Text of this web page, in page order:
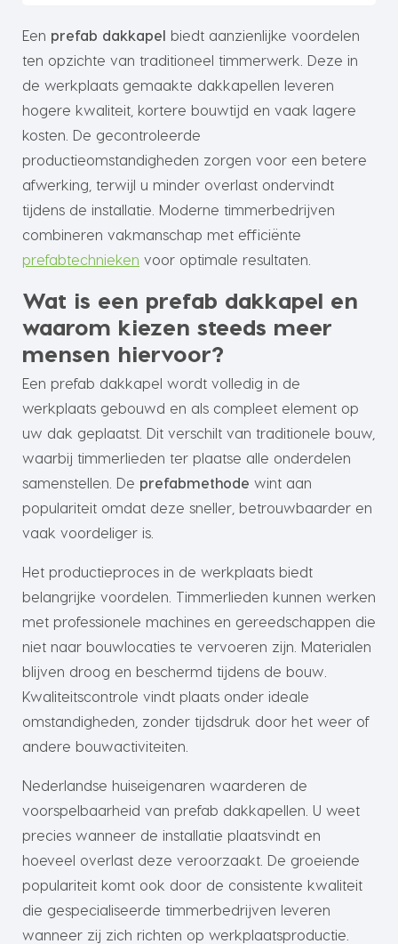
Een prefab dakkapel biedt aanzienlijke voordelen
ten opzichte van traditioneel timmerwerk. Deze in
de werkplaats gemaakte dakkapellen leveren
hogere kwaliteit, kortere bouwtijd en vaak lagere
kosten. De gecontroleerde
productieomstandigheden zorgen voor een betere
afwerking, terwijl u minder overlast ondervindt
tijdens de installatie. Moderne timmerbedrijven
combineren vakmanschap met efficiënte
prefabtechnieken voor optimale resultaten.
Wat is een prefab dakkapel en
waarom kiezen steeds meer
mensen hiervoor?
Een prefab dakkapel wordt volledig in de
werkplaats gebouwd en als compleet element op
uw dak geplaatst. Dit verschilt van traditionele bouw,
waarbij timmerlieden ter plaatse alle onderdelen
samenstellen. De prefabmethode wint aan
populariteit omdat deze sneller, betrouwbaarder en
vaak voordeliger is.
Het productieproces in de werkplaats biedt
belangrijke voordelen. Timmerlieden kunnen werken
met professionele machines en gereedschappen die
niet naar bouwlocaties te vervoeren zijn. Materialen
blijven droog en beschermd tijdens de bouw.
Kwaliteitscontrole vindt plaats onder ideale
omstandigheden, zonder tijdsdruk door het weer of
andere bouwactiviteiten.
Nederlandse huiseigenaren waarderen de
voorspelbaarheid van prefab dakkapellen. U weet
precies wanneer de installatie plaatsvindt en
hoeveel overlast deze veroorzaakt. De groeiende
populariteit komt ook door de consistente kwaliteit
die gespecialiseerde timmerbedrijven leveren
wanneer zij zich richten op werkplaatsproductie.